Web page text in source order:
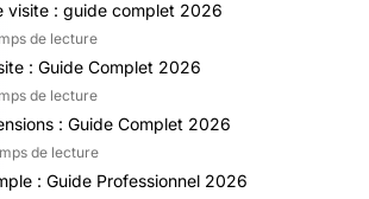
visite : guide complet 2026
de lecture
: Guide Complet 2026
de lecture
: Guide Complet 2026
de lecture
: Guide Professionnel 2026